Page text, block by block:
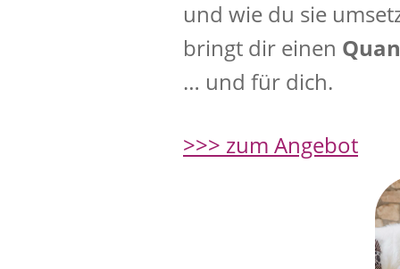
und wie du sie
bringt dir einen
… und für dich.
>>> zum Angebot